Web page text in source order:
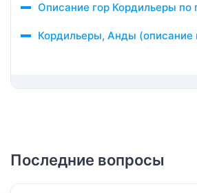
Описание гор Кордильеры по
Кордильеры, Анды (описание
Последние вопросы